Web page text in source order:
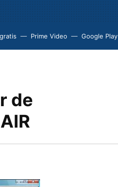
Prime Video Google Play
de